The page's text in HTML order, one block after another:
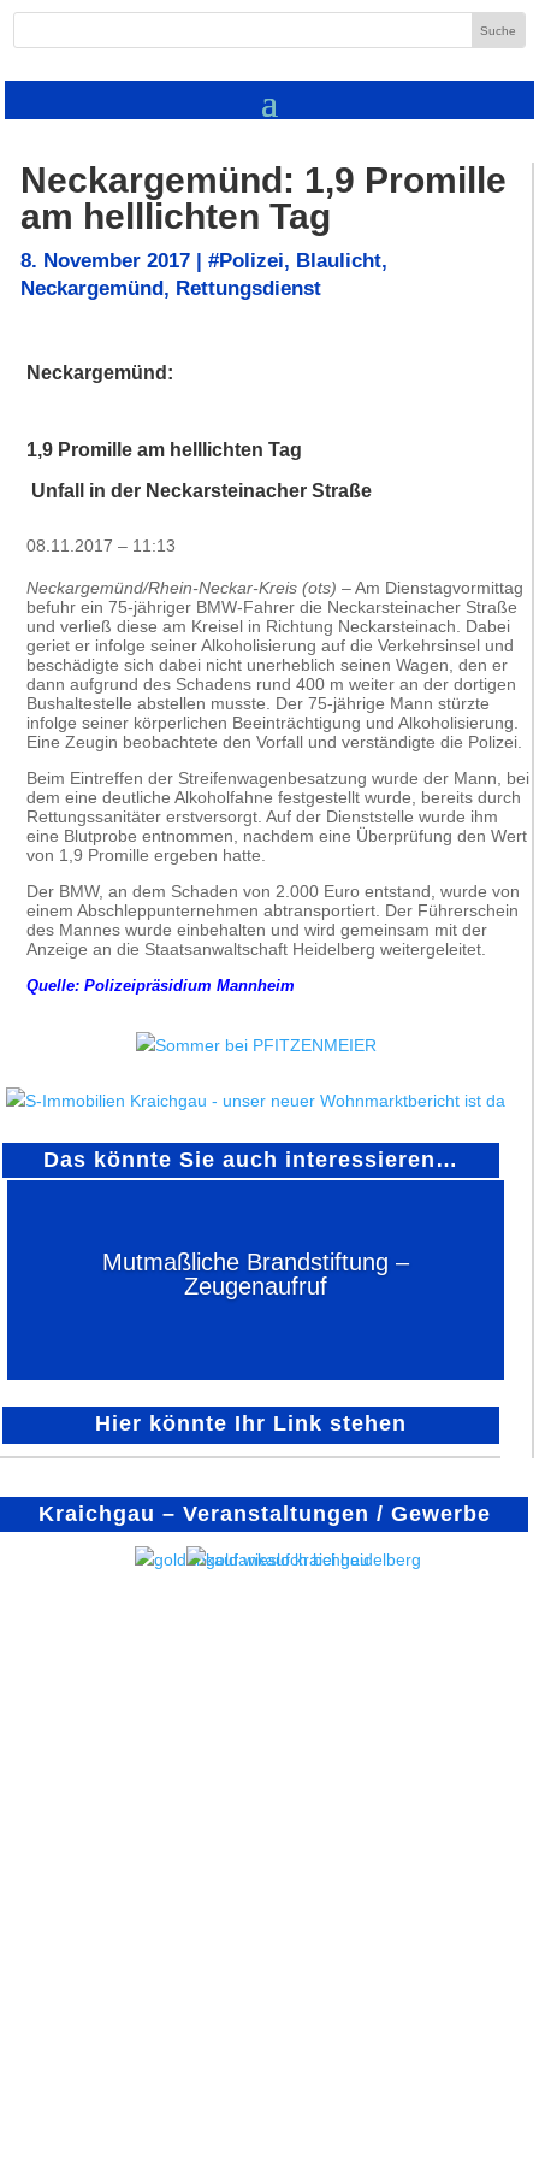
Neckargemünd: 1,9 Promille
am helllichten Tag
8. November 2017 | #Polizei, Blaulicht,
Neckargemünd, Rettungsdienst
Neckargemünd:
1,9 Promille am helllichten Tag
Unfall in der Neckarsteinacher Straße
08.11.2017 – 11:13
Neckargemünd/Rhein-Neckar-Kreis (ots) – Am Dienstagvormittag
befuhr ein 75-jähriger BMW-Fahrer die Neckarsteinacher Straße
und verließ diese am Kreisel in Richtung Neckarsteinach. Dabei
geriet er infolge seiner Alkoholisierung auf die Verkehrsinsel und
beschädigte sich dabei nicht unerheblich seinen Wagen, den er
dann aufgrund des Schadens rund 400 m weiter an der dortigen
Bushaltestelle abstellen musste. Der 75-jährige Mann stürzte
infolge seiner körperlichen Beeinträchtigung und Alkoholisierung.
Eine Zeugin beobachtete den Vorfall und verständigte die Polizei.
Beim Eintreffen der Streifenwagenbesatzung wurde der Mann, bei
dem eine deutliche Alkoholfahne festgestellt wurde, bereits durch
Rettungssanitäter erstversorgt. Auf der Dienststelle wurde ihm
eine Blutprobe entnommen, nachdem eine Überprüfung den Wert
von 1,9 Promille ergeben hatte.
Der BMW, an dem Schaden von 2.000 Euro entstand, wurde von
einem Abschleppunternehmen abtransportiert. Der Führerschein
des Mannes wurde einbehalten und wird gemeinsam mit der
Anzeige an die Staatsanwaltschaft Heidelberg weitergeleitet.
Quelle: Polizeipräsidium Mannheim
Das könnte Sie auch interessieren…
Mutmaßliche Brandstiftung –
Zeugenaufruf
Hier könnte Ihr Link stehen
Kraichgau – Veranstaltungen / Gewerbe